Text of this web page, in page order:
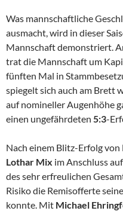
Was mannschaftliche
ausmacht, wird in dieser
Mannschaft demonstriert.
trat die Mannschaft um
fünften Mal in
spiegelt sich auch am Brett
auf nomineller Augenhöhe
einen ungefährdeten 5:3-
Nach einem Blitz-Erfolg von
Lothar Mix im Anschluss
des sehr erfreulichen
Risiko die Remisofferte
konnte. Mit Michael